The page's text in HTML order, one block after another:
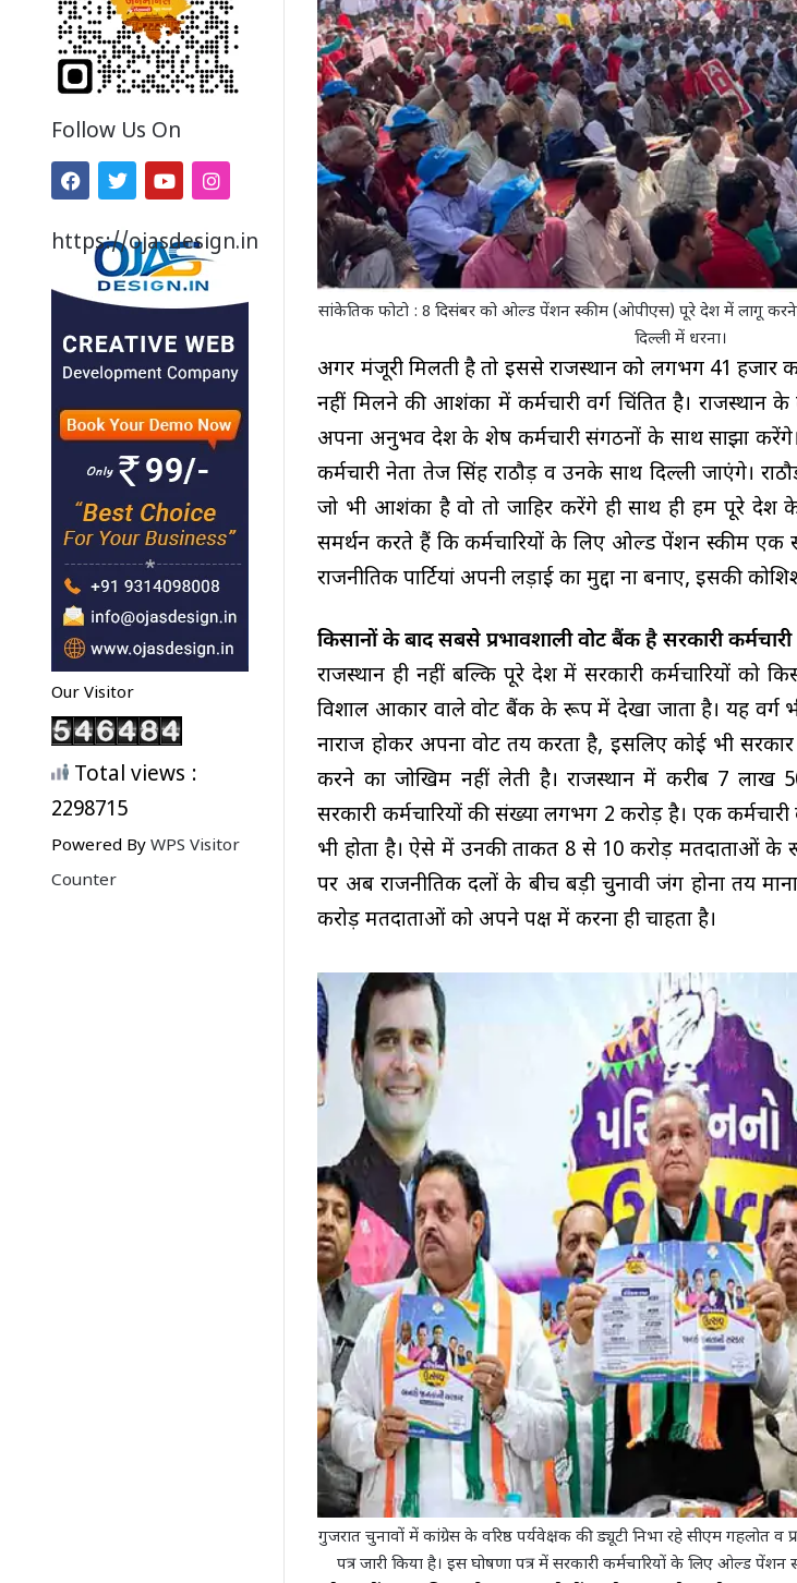
Follow Us On
https://ojasdesign.in
Our Visitor
Total views :
2298715
Powered By WPS Visitor
Counter
सांकेतिक फोटो : 8 दिसंबर को ओल्ड पेंशन स्कीम (ओपीएस) पूरे देश में लागू
दिल्ली में धरना।
अगर मंजूरी मिलती है तो इससे राजस्थान को लगभग 41 हजार
नहीं मिलने की आशंका में कर्मचारी वर्ग चिंतित है। राजस्थान के
अपना अनुभव देश के शेष कर्मचारी संगठनों के साथ साझा
कर्मचारी नेता तेज सिंह राठौड़ व उनके साथ दिल्ली जाएंगे।
जो भी आशंका है वो तो जाहिर करेंगे ही साथ ही हम पूरे देश
समर्थन करते हैं कि कर्मचारियों के लिए ओल्ड पेंशन स्कीम एक
राजनीतिक पार्टियां अपनी लड़ाई का मुद्दा ना बनाए, इसकी
किसानों के बाद सबसे प्रभावशाली वोट बैंक है सरकारी कर्मचारी
राजस्थान ही नहीं बल्कि पूरे देश में सरकारी कर्मचारियों को
विशाल आकार वाले वोट बैंक के रूप में देखा जाता है। यह
नाराज होकर अपना वोट तय करता है, इसलिए कोई भी सरकार
करने का जोखिम नहीं लेती है। राजस्थान में करीब 7 लाख
सरकारी कर्मचारियों की संख्या लगभग 2 करोड़ है। एक
भी होता है। ऐसे में उनकी ताकत 8 से 10 करोड़ मतदाताओं
पर अब राजनीतिक दलों के बीच बड़ी चुनावी जंग होना तय
करोड़ मतदाताओं को अपने पक्ष में करना ही चाहता है।
गुजरात चुनावों में कांग्रेस के वरिष्ठ पर्यवेक्षक की ड्यूटी निभा रहे सीएम गहलोत व
पत्र जारी किया है। इस घोषणा पत्र में सरकारी कर्मचारियों के लिए ओल्ड पेंशन